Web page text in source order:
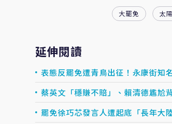
大罷免 太
延伸閱讀
表態反罷免遭青鳥出征！永康街知
蔡英文「穩賺不賠」、賴清德尷尬
罷免徐巧芯發言人遭起底「長年大